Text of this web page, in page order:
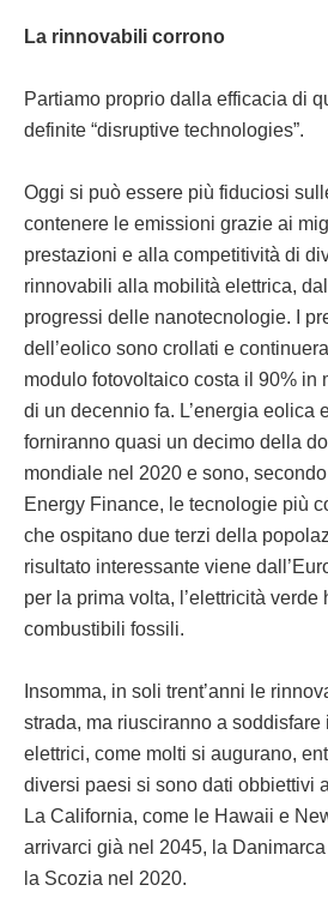
La rinnovabili corrono
Partiamo proprio dalla efficacia di
definite “disruptive technologies”.
Oggi si può essere più fiduciosi
contenere le emissioni grazie ai
prestazioni e alla competitività di
rinnovabili alla mobilità elettrica,
progressi delle nanotecnologie. I
dell’eolico sono crollati e
modulo fotovoltaico costa il 90% in
di un decennio fa. L’energia eolica
forniranno quasi un decimo della
mondiale nel 2020 e sono,
Energy Finance, le tecnologie più
che ospitano due terzi della
risultato interessante viene
per la prima volta, l’elettricità
combustibili fossili.
Insomma, in soli trent’anni le
strada, ma riusciranno a
elettrici, come molti si augurano,
diversi paesi si sono dati obbiettivi
La California, come le Hawaii e
arrivarci già nel 2045, la
la Scozia nel 2020.